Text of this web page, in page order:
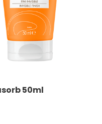
50ml